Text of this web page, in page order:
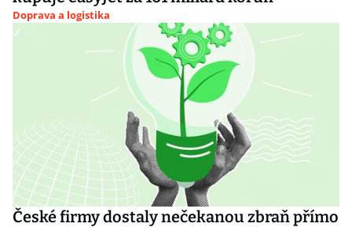
Doprava a logistika
České firmy dostaly nečekanou zbraň přímo